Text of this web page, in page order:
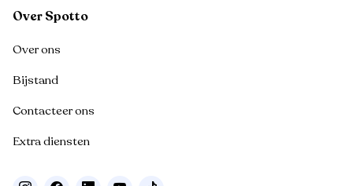
Over Spotto
Over ons
Bijstand
Contacteer ons
Extra diensten